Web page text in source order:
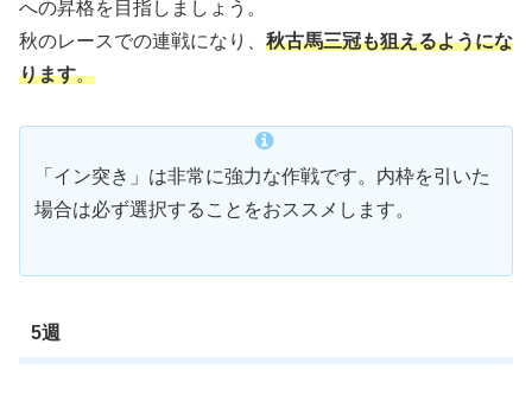
への昇格を目指しましょう。
秋のレースでの連戦になり、 秋古馬三冠も狙えるようにな
ります。
「イン突き」は非常に強力な作戦です。内枠を引いた
場合は必ず選択することをおススメします。
5週